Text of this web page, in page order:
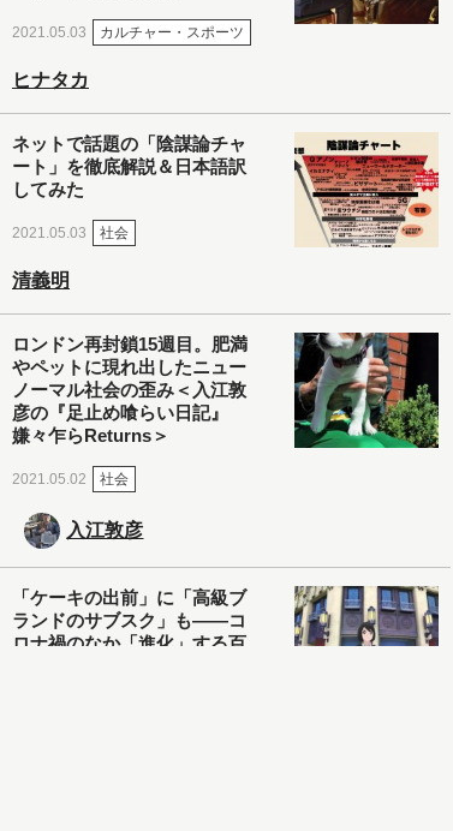
2021.05.03 カルチャー・スポーツ
ヒナタカ
ネットで話題の「陰謀論チャ
ート」を徹底解説＆日本語訳
してみた
2021.05.03 社会
清義明
ロンドン再封鎖15週目。肥満
やペットに現れ出したニュー
ノーマル社会の歪み＜入江敦
彦の『足止め喰らい日記』
嫌々乍らReturns＞
2021.05.02 社会
入江敦彦
「ケーキの出前」に「高級ブ
ランドのサブスク」も――コ
ロナ禍のなか「進化」する百